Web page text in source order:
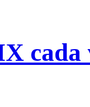
cada